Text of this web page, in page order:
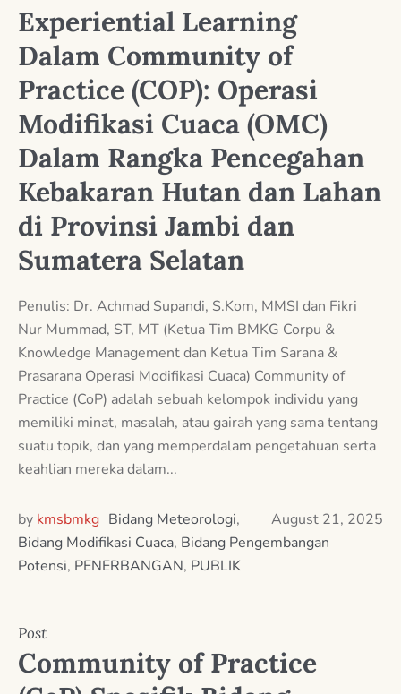
Experiential Learning
Dalam Community of
Practice (COP): Operasi
Modifikasi Cuaca (OMC)
Dalam Rangka Pencegahan
Kebakaran Hutan dan Lahan
di Provinsi Jambi dan
Sumatera Selatan
Penulis: Dr. Achmad Supandi, S.Kom, MMSI dan Fikri
Nur Mummad, ST, MT (Ketua Tim BMKG Corpu &
Knowledge Management dan Ketua Tim Sarana &
Prasarana Operasi Modifikasi Cuaca) Community of
Practice (CoP) adalah sebuah kelompok individu yang
memiliki minat, masalah, atau gairah yang sama tentang
suatu topik, dan yang memperdalam pengetahuan serta
keahlian mereka dalam...
August 21, 2025
by kmsbmkg Bidang Meteorologi,
Bidang Modifikasi Cuaca, Bidang Pengembangan
Potensi, PENERBANGAN, PUBLIK
Post
Community of Practice